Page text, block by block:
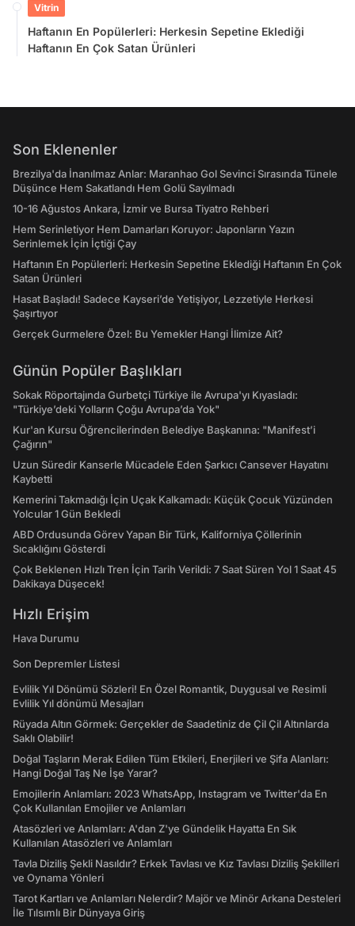
Vitrin
Haftanın En Popülerleri: Herkesin Sepetine Eklediği
Haftanın En Çok Satan Ürünleri
Son Eklenenler
Brezilya'da İnanılmaz Anlar: Maranhao Gol Sevinci Sırasında Tünele
Düşünce Hem Sakatlandı Hem Golü Sayılmadı
10-16 Ağustos Ankara, İzmir ve Bursa Tiyatro Rehberi
Hem Serinletiyor Hem Damarları Koruyor: Japonların Yazın
Serinlemek İçin İçtiği Çay
Haftanın En Popülerleri: Herkesin Sepetine Eklediği Haftanın En Çok
Satan Ürünleri
Hasat Başladı! Sadece Kayseri’de Yetişiyor, Lezzetiyle Herkesi
Şaşırtıyor
Gerçek Gurmelere Özel: Bu Yemekler Hangi İlimize Ait?
Günün Popüler Başlıkları
Sokak Röportajında Gurbetçi Türkiye ile Avrupa'yı Kıyasladı:
"Türkiye’deki Yolların Çoğu Avrupa’da Yok"
Kur'an Kursu Öğrencilerinden Belediye Başkanına: "Manifest’i
Çağırın"
Uzun Süredir Kanserle Mücadele Eden Şarkıcı Cansever Hayatını
Kaybetti
Kemerini Takmadığı İçin Uçak Kalkamadı: Küçük Çocuk Yüzünden
Yolcular 1 Gün Bekledi
ABD Ordusunda Görev Yapan Bir Türk, Kaliforniya Çöllerinin
Sıcaklığını Gösterdi
Çok Beklenen Hızlı Tren İçin Tarih Verildi: 7 Saat Süren Yol 1 Saat 45
Dakikaya Düşecek!
Hızlı Erişim
Hava Durumu
Son Depremler Listesi
Evlilik Yıl Dönümü Sözleri! En Özel Romantik, Duygusal ve Resimli
Evlilik Yıl dönümü Mesajları
Rüyada Altın Görmek: Gerçekler de Saadetiniz de Çil Çil Altınlarda
Saklı Olabilir!
Doğal Taşların Merak Edilen Tüm Etkileri, Enerjileri ve Şifa Alanları:
Hangi Doğal Taş Ne İşe Yarar?
Emojilerin Anlamları: 2023 WhatsApp, Instagram ve Twitter'da En
Çok Kullanılan Emojiler ve Anlamları
Atasözleri ve Anlamları: A'dan Z'ye Gündelik Hayatta En Sık
Kullanılan Atasözleri ve Anlamları
Tavla Diziliş Şekli Nasıldır? Erkek Tavlası ve Kız Tavlası Diziliş Şekilleri
ve Oynama Yönleri
Tarot Kartları ve Anlamları Nelerdir? Majör ve Minör Arkana Desteleri
İle Tılsımlı Bir Dünyaya Giriş